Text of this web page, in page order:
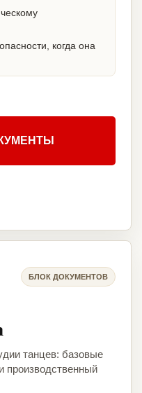
когда она
БЛОК ДОКУМЕНТОВ
танцев: базовые
производственный